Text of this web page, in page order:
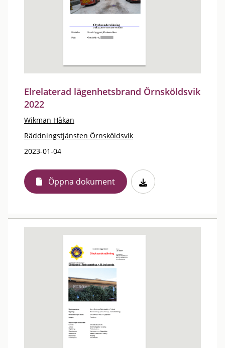
Elrelaterad lägenhetsbrand Örnsköldsvik
2022
Wikman Håkan
Räddningstjänsten Örnsköldsvik
2023-01-04
Öppna dokument